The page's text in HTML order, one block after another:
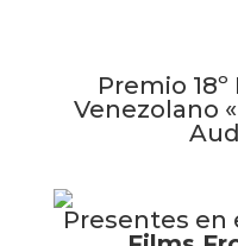
Premio
Venezolano
Presentes en